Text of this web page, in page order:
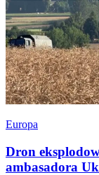
Europa
Dron
ambasadora